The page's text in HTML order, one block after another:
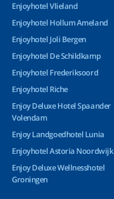
Enjoyhotel Vlieland
Enjoyhotel Hollum Ameland
Enjoyhotel Joli Bergen
Enjoyhotel De Schildkamp
Enjoyhotel Frederiksoord
Enjoyhotel Riche
Enjoy Deluxe Hotel Spaander
Volendam
Enjoy Landgoedhotel Lunia
Enjoyhotel Astoria Noordwijk
Enjoy Deluxe Wellnesshotel
Groningen